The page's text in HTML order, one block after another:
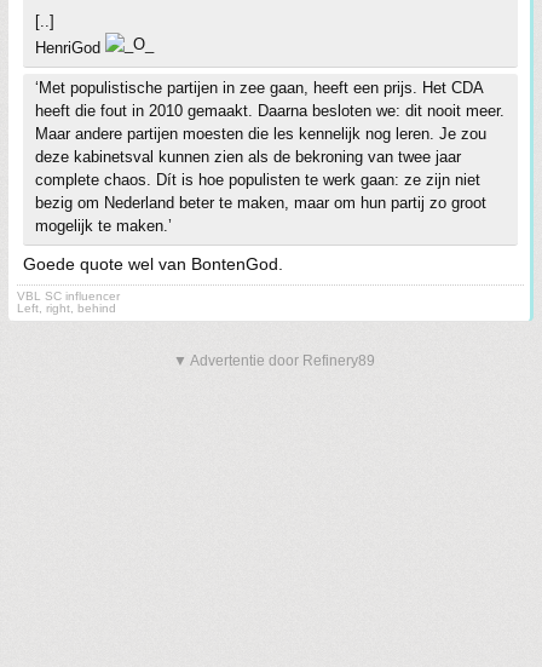
[..]
HenriGod
‘Met populistische partijen in zee gaan, heeft een prijs. Het CDA
heeft die fout in 2010 gemaakt. Daarna besloten we: dit nooit meer.
Maar andere partijen moesten die les kennelijk nog leren. Je zou
deze kabinetsval kunnen zien als de bekroning van twee jaar
complete chaos. Dít is hoe populisten te werk gaan: ze zijn niet
bezig om Nederland beter te maken, maar om hun partij zo groot
mogelijk te maken.’
Goede quote wel van BontenGod.
VBL SC influencer
Left, right, behind
▼ Advertentie door Refinery89